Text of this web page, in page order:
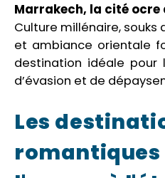
Marrakech, la cité ocre
Culture millénaire, souks
et ambiance orientale
destination idéale pour
d’évasion et de
Les
romantiques